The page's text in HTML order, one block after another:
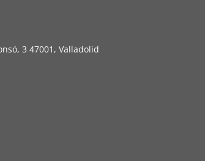
3 47001, Valladolid